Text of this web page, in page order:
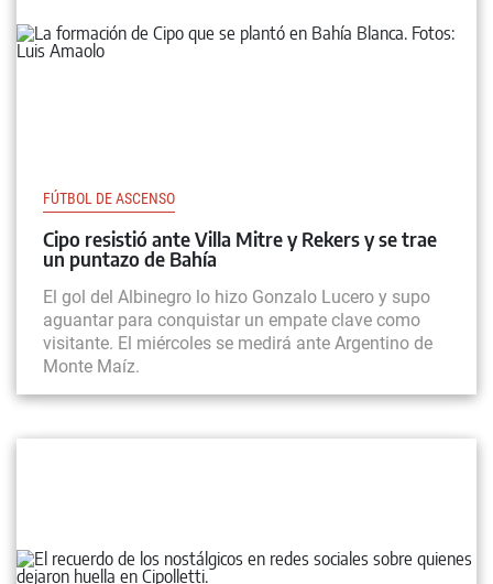
FÚTBOL DE ASCENSO
Cipo resistió ante Villa Mitre y Rekers y se trae
un puntazo de Bahía
El gol del Albinegro lo hizo Gonzalo Lucero y supo
aguantar para conquistar un empate clave como
visitante. El miércoles se medirá ante Argentino de
Monte Maíz.